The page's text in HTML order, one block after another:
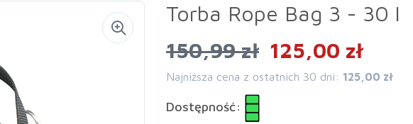
Torba Rope Bag 3 - 30 l
150,99 zł 125,00 zł
Najniższa cena z ostatnich 30 dni: 125,00 zł
Dostępność: